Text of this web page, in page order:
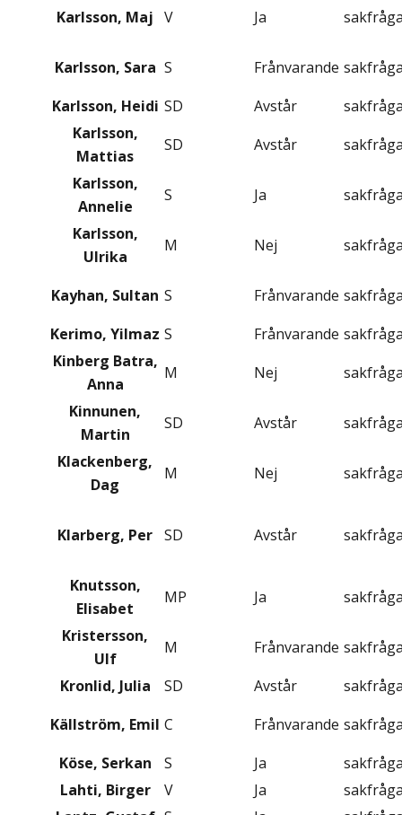
Karlsson, Maj V Ja
Karlsson, Sara S Frånvarande
Karlsson, Heidi SD Avstår
Karlsson,
Mattias
SD Avstår
Karlsson,
Annelie
S Ja
Karlsson,
Ulrika
M Nej
Kayhan, Sultan S Frånvarande
Kerimo, Yilmaz S Frånvarande
Kinberg Batra,
Anna
M Nej
Kinnunen,
Martin
SD Avstår
Klackenberg,
Dag
M Nej
Klarberg, Per SD Avstår
Knutsson,
Elisabet
MP Ja
Kristersson,
Ulf
M Frånvarande
Kronlid, Julia
SD Avstår
Källström, Emil C Frånvarande
Köse, Serkan
S Ja
Lahti, Birger
V Ja